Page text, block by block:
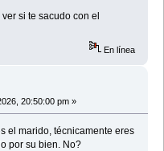
si te sacudo con el
En línea
20:50:00 pm »
el marido, técnicamente eres
por su bien. No?